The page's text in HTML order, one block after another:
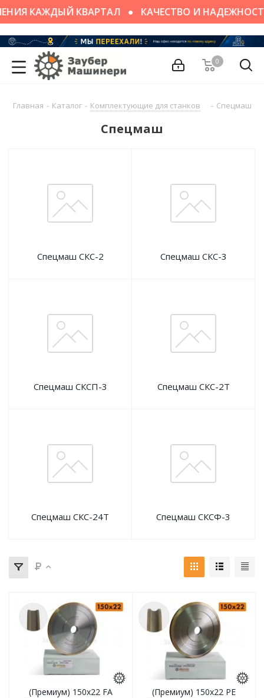
КАЖДЫЙ КВАРТАЛ КАЧЕСТВО И
0
Главная - Каталог - Комплектующие для станков - Спецмаш
Спецмаш
Спецмаш СКС-2 Спецмаш СКС-3
Спецмаш СКСП-3 Спецмаш СКС-2Т
Спецмаш СКС-24Т Спецмаш СКСФ-3
(Премиум) 150x22 FA
(Премиум) 150x22 PE